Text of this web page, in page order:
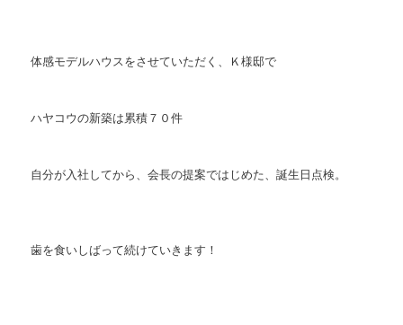
体感モデルハウスをさせていただく、Ｋ様邸で
ハヤコウの新築は累積７０件
自分が入社してから、会長の提案ではじめた、誕生日点検。
歯を食いしばって続けていきます！